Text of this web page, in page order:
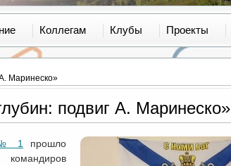
Коллегам Клубы Проекты
Маринеско»
подвиг А. Маринеско»
№ 1
прошло